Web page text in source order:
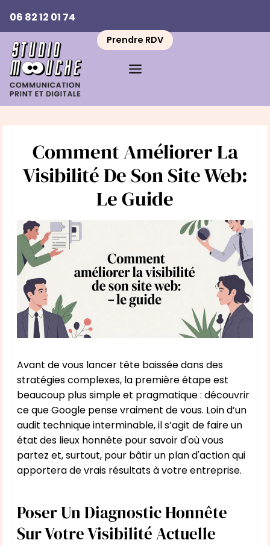
au06 82 12 01 74
Prendre RDV
Comment Améliorer La
Visibilité De Son Site Web:
Le Guide
Avant de vous lancer tête baissée dans des
stratégies complexes, la première étape est
beaucoup plus simple et pragmatique : découvrir
ce que Google pense vraiment de vous. Loin d’un
audit technique interminable, il s’agit de faire un
état des lieux honnête pour savoir d'où vous
partez et, surtout, pour bâtir un plan d'action qui
apportera de vrais résultats à votre entreprise.
Poser Un Diagnostic Honnête
Sur Votre Visibilité Actuelle